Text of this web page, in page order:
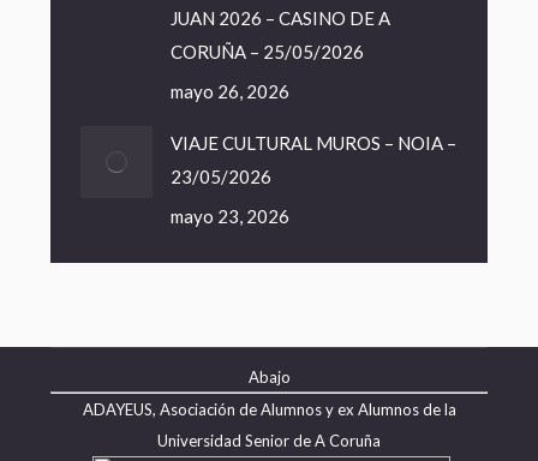
JUAN 2026 – CASINO DE A
CORUÑA – 25/05/2026
mayo 26, 2026
VIAJE CULTURAL MUROS – NOIA –
23/05/2026
mayo 23, 2026
Abajo
ADAYEUS, Asociación de Alumnos y ex Alumnos de la
Universidad Senior de A Coruña